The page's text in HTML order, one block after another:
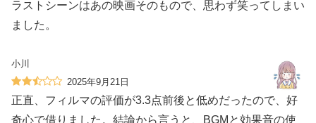
ラストシーンはあの映画そのもので、思わず笑ってしまい
ました。
小川
2025年9月21日
正直、フィルマの評価が3.3点前後と低めだったので、好
奇心で借りました。結論から言うと、BGMと効果音の使